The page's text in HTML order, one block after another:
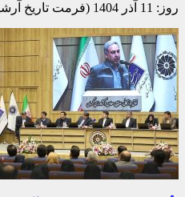
روز: 11 آذر 1404 (فرمت تاریخ آرشیو روزانه)